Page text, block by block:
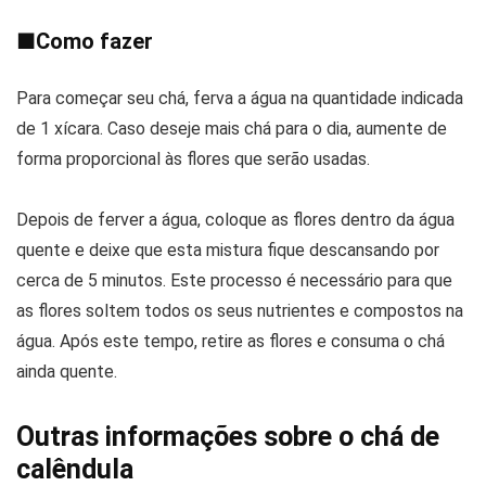
■Como fazer
Para começar seu chá, ferva a água na quantidade indicada
de 1 xícara. Caso deseje mais chá para o dia, aumente de
forma proporcional às flores que serão usadas.
Depois de ferver a água, coloque as flores dentro da água
quente e deixe que esta mistura fique descansando por
cerca de 5 minutos. Este processo é necessário para que
as flores soltem todos os seus nutrientes e compostos na
água. Após este tempo, retire as flores e consuma o chá
ainda quente.
Outras informações sobre o chá de
calêndula